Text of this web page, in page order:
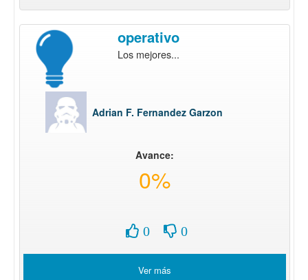
operativo
Los mejores...
Adrian F. Fernandez Garzon
Avance:
0%
0 0
Ver más